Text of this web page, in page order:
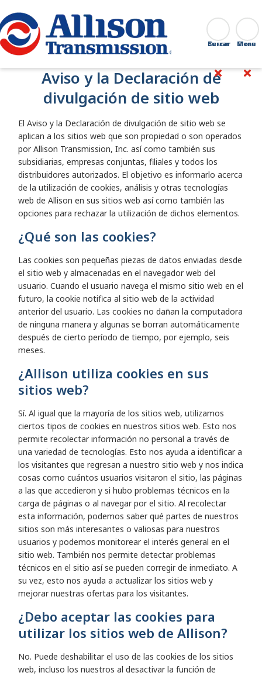
Go Home Buscar
Cerrar
Aviso y la Declaración de
divulgación de sitio web
El Aviso y la Declaración de divulgación de sitio web se
aplican a los sitios web que son propiedad o son operados
por Allison Transmission, Inc. así como también sus
subsidiarias, empresas conjuntas, filiales y todos los
distribuidores autorizados. El objetivo es informarlo acerca
de la utilización de cookies, análisis y otras tecnologías
web de Allison en sus sitios web así como también las
opciones para rechazar la utilización de dichos elementos.
¿Qué son las cookies?
Las cookies son pequeñas piezas de datos enviadas desde
el sitio web y almacenadas en el navegador web del
usuario. Cuando el usuario navega el mismo sitio web en el
futuro, la cookie notifica al sitio web de la actividad
anterior del usuario. Las cookies no dañan la computadora
de ninguna manera y algunas se borran automáticamente
después de cierto período de tiempo, por ejemplo, seis
meses.
¿Allison utiliza cookies en sus
sitios web?
Sí. Al igual que la mayoría de los sitios web, utilizamos
ciertos tipos de cookies en nuestros sitios web. Esto nos
permite recolectar información no personal a través de
una variedad de tecnologías. Esto nos ayuda a identificar a
los visitantes que regresan a nuestro sitio web y nos indica
cosas como cuántos usuarios visitaron el sitio, las páginas
a las que accedieron y si hubo problemas técnicos en la
carga de páginas o al navegar por el sitio. Al recolectar
esta información, podemos saber qué partes de nuestros
sitios son más interesantes o valiosas para nuestros
usuarios y podemos monitorear el interés general en el
sitio web. También nos permite detectar problemas
técnicos en el sitio así se pueden corregir de inmediato. A
su vez, esto nos ayuda a actualizar los sitios web y
mejorar nuestras ofertas para los visitantes.
¿Debo aceptar las cookies para
utilizar los sitios web de Allison?
No. Puede deshabilitar el uso de las cookies de los sitios
web, incluso los nuestros al desactivar la función de